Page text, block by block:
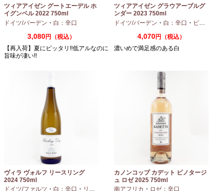
ツィアアイゼン グートエーデル ホ
イグンベル 2022 750ml
ドイツ/バーデン ・ 白：辛口
3,080円（税込）
【再入荷】夏にピッタリ!!低アルなのに
旨味が凄い!!
ツィアアイゼン グラウアーブルグ
ンダー 2023 750ml
ドイツ/バーデン ・ 白：辛口 ・ ピノグリ
4,070円（税込）
濃いめで満足感のある白
ヴィラ ヴォルフ リースリング
2024 750ml
ドイツ/ファルツ ・ 白：辛口 ・ リースリング
カノンコップ カデット ピノタージ
ュ ロゼ 2025 750ml
南アフリカ ・ ロゼ：辛口